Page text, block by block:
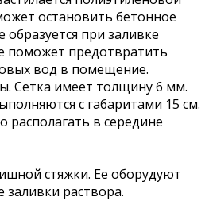
остановить бетонное
при заливке
поможет предотвратить
вод в помещение.
Сетка имеет толщину 6 мм.
с габаритами 15 см.
располагать в середине
стяжки. Ее оборудуют
заливки раствора.